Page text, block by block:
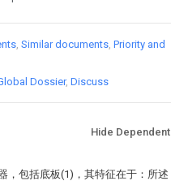
Similar documents Priority and
Dossier Discuss
Hide Dependent
，包括底板(1)，其特征在于：所述